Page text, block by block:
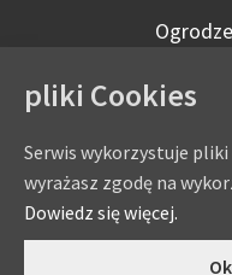
pliki Cookies
Serwis wykorzystuje
wyrażasz zgodę na
Dowiedz się więcej.